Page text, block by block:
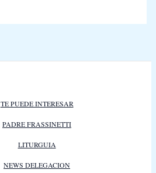
TE PUEDE INTERESAR
PADRE FRASSINETTI
LITURGUIA
NEWS DELEGACION